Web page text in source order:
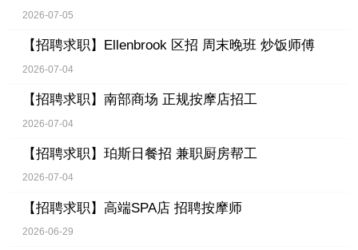
2026-07-05
【招聘求职】 Ellenbrook 区招 周末晚班 炒饭师傅
2026-07-04
【招聘求职】 南部商场 正规按摩店招工
2026-07-04
【招聘求职】 珀斯日餐招 兼职厨房帮工
2026-07-04
【招聘求职】 高端SPA店 招聘按摩师
2026-06-29